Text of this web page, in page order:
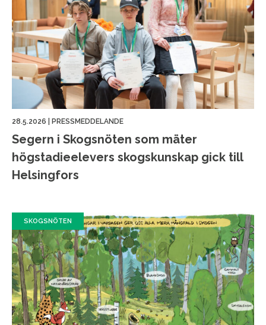
28.5.2026 PRESSMEDDELANDE
Segern i Skogsnöten som mäter
högstadieelevers skogskunskap gick till
Helsingfors
SKOGSNÖTEN